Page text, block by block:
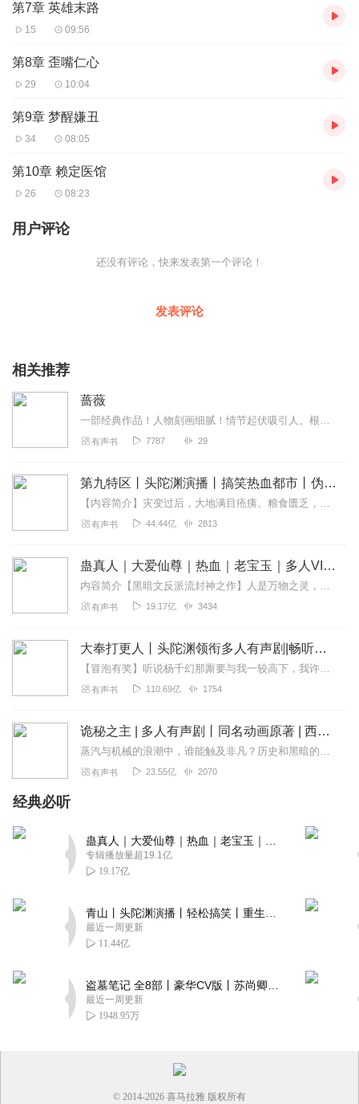
第7章 英雄末路
15 09:56
第8章 歪嘴仁心
29 10:04
第9章 梦醒嫌丑
34 08:05
第10章 赖定医馆
26 08:23
用户评论
还没有评论，快来发表第一个评论！
发表评论
相关推荐
蔷薇
一部经典作品！人物刻画细腻！情节起伏吸引人。根据听众的喜好而精选，声音清晰，感染力强。感情色彩浓厚。。就是对我们的最大支持和厚爱。每天加班很辛苦，您就动动手指支...
有声书 7787 29
第九特区丨头陀渊演播丨搞笑热血都市丨伪戒丨VIP免费多人有声剧
【内容简介】灾变过后，大地满目疮痍。粮食匮乏，资源紧俏，局势混乱……一位从待规划区杀出来的青年，背对着漫天黄沙，孤身来到九区谋生，却不曾想偶然结识三五好友，一念...
有声书 44.44亿 2813
蛊真人｜大爱仙尊｜热血｜老宝玉｜多人VIP免费有声剧
内容简介【黑暗文反派流封神之作】人是万物之灵，蛊是天地真精。一个穿越者不断重生的故事。一个养蛊、炼蛊、用蛊的奇特世界。配音组（男角色）老宝玉旁白...
有声书 19.17亿 3434
大奉打更人丨头陀渊领衔多人有声剧|畅听全集|王鹤棣、田曦薇主演影视剧原著|卖报小郎君
【冒泡有奖】听说杨千幻那厮要与我一较高下，我许七安要开始装叉了！快进入声音播放页戳下方输入框，冒个泡偷偷告诉我，我要用哪些诗词才能胜过他？说得好的，有赏！202...
有声书 110.69亿 1754
诡秘之主 | 多人有声剧丨同名动画原著 | 西幻克苏鲁 | 乌贼作品
蒸汽与机械的浪潮中，谁能触及非凡？历史和黑暗的迷雾里，又是谁在耳语？我从诡秘中醒来，睁眼看见这个世界：枪械，大炮，巨舰，飞空艇，差分机；魔药，占卜，诅咒，倒吊人...
有声书 23.55亿 2070
经典必听
专辑播放量超19.1亿
19.17亿
最近一周更新
11.44亿
最近一周更新
1948.95万
© 2014-2026 喜马拉雅 版权所有